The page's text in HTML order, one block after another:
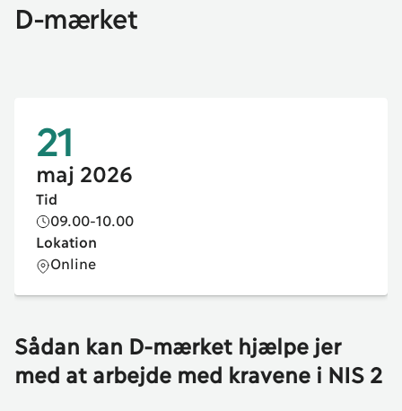
D-mærket
21
maj 2026
Tid
09.00-10.00
Lokation
Online
Sådan kan D-mærket hjælpe jer
med at arbejde med kravene i NIS 2